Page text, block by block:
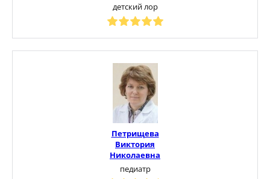
детский лор
Петрищева
Виктория
Николаевна
педиатр